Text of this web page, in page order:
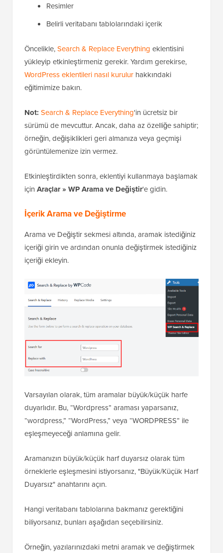
Resimler
Belirli veritabanı tablolarındaki içerik
Öncelikle,Search & Replace Everything eklentisini
yükleyip etkinleştirmeniz gerekir. Yardım gerekirse,
WordPress eklentileri nasıl kurulur hakkındaki
eğitimimize bakın.
Not: Search & Replace Everything'in ücretsiz bir
sürümü de mevcuttur. Ancak, daha az özelliğe sahiptir;
örneğin, değişiklikleri geri almanıza veya geçmişi
görüntülemenize izin vermez.
Etkinleştirdikten sonra, eklentiyi kullanmaya başlamak
için Araçlar » WP Arama ve Değiştir'e gidin.
İçerik Arama ve Değiştirme
Arama ve Değiştir sekmesi altında, aramak istediğiniz
içeriği girin ve ardından onunla değiştirmek istediğiniz
içeriği ekleyin.
Varsayılan olarak, tüm aramalar büyük/küçük harfe
duyarlıdır. Bu, “Wordpress” araması yaparsanız,
“wordpress,” “WordPress,” veya “WORDPRESS” ile
eşleşmeyeceği anlamına gelir.
Aramanızın büyük/küçük harf duyarsız olarak tüm
örneklerle eşleşmesini istiyorsanız, "Büyük/Küçük Harf
Duyarsız" anahtarını açın.
Hangi veritabanı tablolarına bakmanız gerektiğini
biliyorsanız, bunları aşağıdan seçebilirsiniz.
Örneğin, yazılarınızdaki metni aramak ve değiştirmek